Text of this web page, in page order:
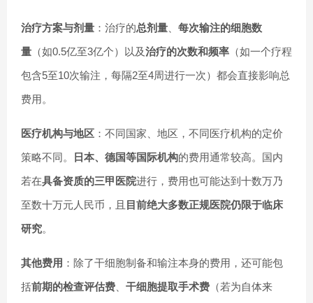
治疗方案与剂量 ：治疗的总剂量
每次输注的细胞数
量 （如0.5亿至3亿个）以及治疗的次数和频率 （如一个疗程
包含5至10次输注，每隔2至4周进行一次）都会直接影响总
费用。
医疗机构与地区 ：不同国家、地区，不同医疗机构的定价
策略不同。
日本、德国等国际机构的费用通常较高。国内
若在具备资质的三甲医院进行，费用也可能达到十数万乃
至数十万元人民币，且 目前绝大多数正规医院仍限于临床
研究。
其他费用 ：除了干细胞制备和输注本身的费用，还可能包
括前期的检查评估费 干细胞提取手术费 （若为自体来